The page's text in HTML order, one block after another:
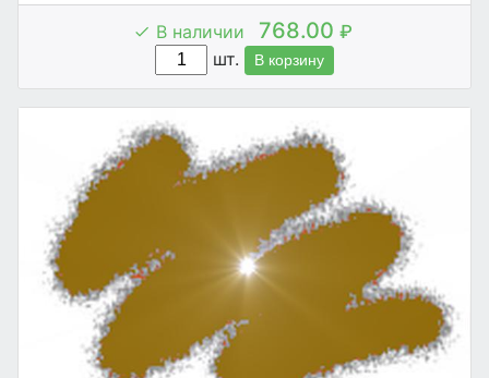
В наличии 768.00 ₽
шт.
В корзину